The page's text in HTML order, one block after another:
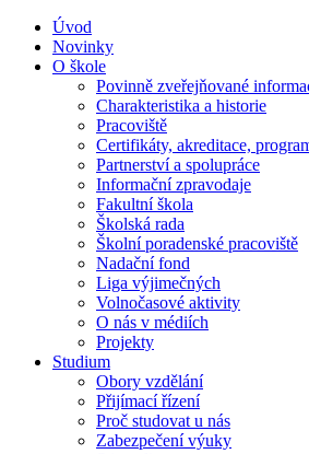
Úvod
Novinky
O škole
Povinně zveřejňované
Charakteristika a historie
Pracoviště
Certifikáty, akreditace,
Partnerství a spolupráce
Informační zpravodaje
Fakultní škola
Školská rada
Školní poradenské pracoviště
Nadační fond
Liga výjimečných
Volnočasové aktivity
O nás v médiích
Projekty
Studium
Obory vzdělání
Přijímací řízení
Proč studovat u nás
Zabezpečení výuky